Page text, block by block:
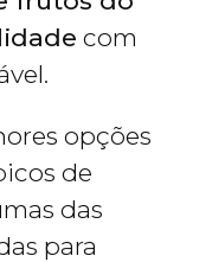
com
opções
de
das
para